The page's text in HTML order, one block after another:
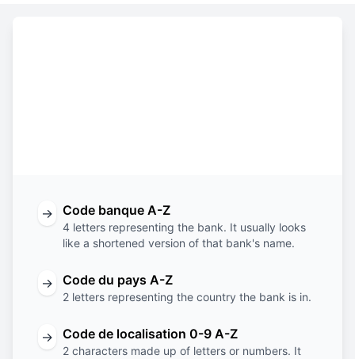
→ Code banque A-Z
4 letters representing the bank. It usually looks
like a shortened version of that bank's name.
→ Code du pays A-Z
2 letters representing the country the bank is in.
→ Code de localisation 0-9 A-Z
2 characters made up of letters or numbers. It